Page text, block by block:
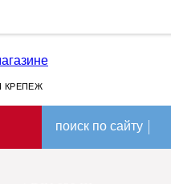
КРЕПЕЖ
поиск по сайту